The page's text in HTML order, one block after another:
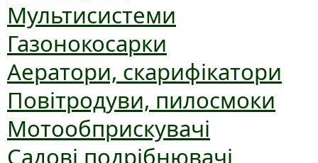
Мультисистеми
Газонокосарки
Аератори, скарифікатори
Повітродуви, пилосмоки
Мотообприскувачі
Садові подрібнювачі